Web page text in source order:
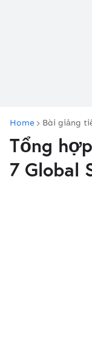
Home Bài giảng
Tổng
7 Global